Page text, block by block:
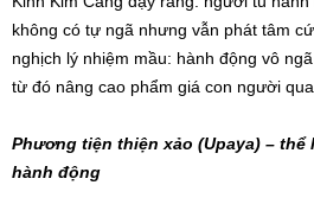
không có tự ngã nhưng vẫn phát tâm
nghịch lý nhiệm mầu: hành động vô
từ đó nâng cao phẩm giá con người
Phương tiện thiện xảo (Upaya) – thể
hành động